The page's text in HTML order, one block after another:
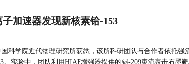
加速器发现新核素铪-153
科学院近代物理研究所获悉，该所科研团队与合作者依托
。实验中，团队利用HIAF增强器提供的铋-209束流轰击石墨